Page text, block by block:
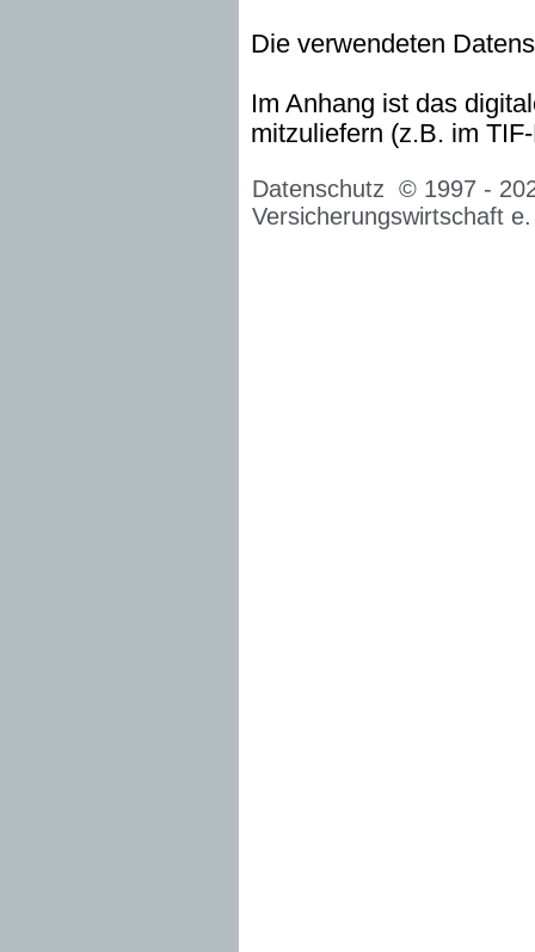
Die verwendeten
Im Anhang ist das
mitzuliefern (z.B. im
Datenschutz © 1997 -
Versicherungswirtschaft e.